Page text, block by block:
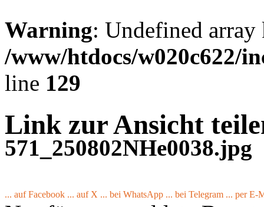
Warning: Undefined
/www/htdocs/w020c622/
line 129
Link zur Ansicht
571_250802NHe0038.jpg
... auf Facebook ... auf X ... bei WhatsApp ... bei Telegram ... per E-